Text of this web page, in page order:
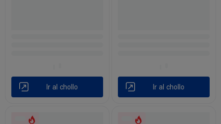
Ir al chollo Ir al chollo